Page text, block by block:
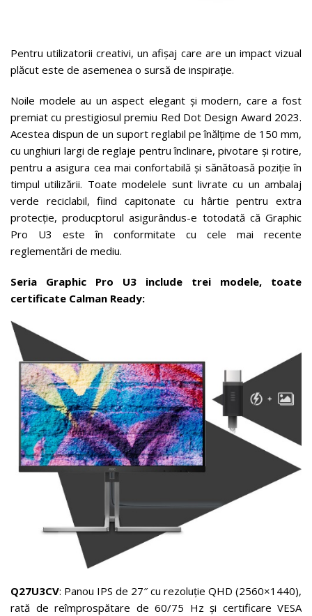
Pentru utilizatorii creativi, un afișaj care are un impact vizual
plăcut este de asemenea o sursă de inspirație.
Noile modele au un aspect elegant și modern, care a fost
premiat cu prestigiosul premiu Red Dot Design Award 2023.
Acestea dispun de un suport reglabil pe înălțime de 150 mm,
cu unghiuri largi de reglaje pentru înclinare, pivotare și rotire,
pentru a asigura cea mai confortabilă și sănătoasă poziție în
timpul utilizării. Toate modelele sunt livrate cu un ambalaj
verde reciclabil, fiind capitonate cu hârtie pentru extra
protecție, producptorul asigurândus-e totodată că Graphic
Pro U3 este în conformitate cu cele mai recente
reglementări de mediu.
Seria Graphic Pro U3 include trei modele, toate
certificate Calman Ready:
Q27U3CV: Panou IPS de 27″ cu rezoluție QHD (2560×1440),
rată de reîmprospătare de 60/75 Hz și certificare VESA